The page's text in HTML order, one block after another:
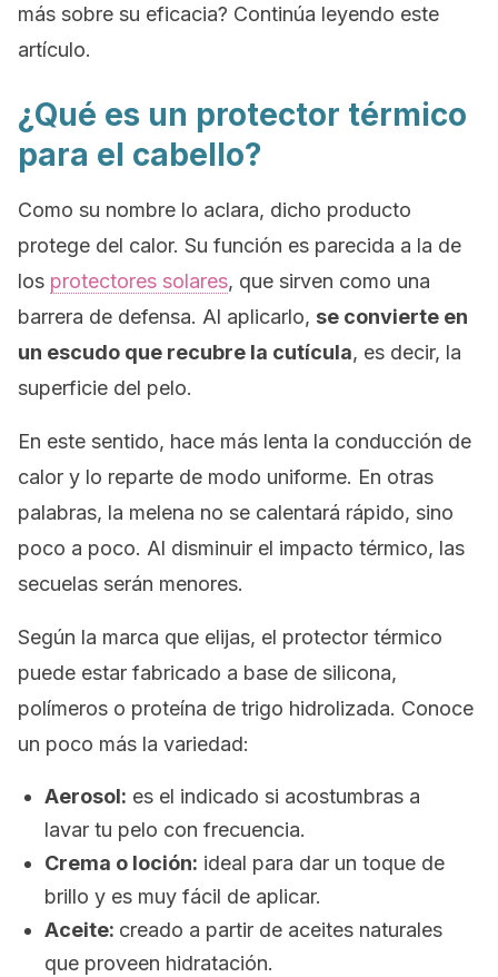
más sobre su eficacia? Continúa leyendo este
artículo.
¿Qué es un protector térmico
para el cabello?
Como su nombre lo aclara, dicho producto
protege del calor. Su función es parecida a la de
los protectores solares, que sirven como una
barrera de defensa. Al aplicarlo, se convierte en
un escudo que recubre la cutícula, es decir, la
superficie del pelo.
En este sentido, hace más lenta la conducción de
calor y lo reparte de modo uniforme. En otras
palabras, la melena no se calentará rápido, sino
poco a poco. Al disminuir el impacto térmico, las
secuelas serán menores.
Según la marca que elijas, el protector térmico
puede estar fabricado a base de silicona,
polímeros o proteína de trigo hidrolizada. Conoce
un poco más la variedad:
Aerosol: es el indicado si acostumbras a
lavar tu pelo con frecuencia.
Crema o loción: ideal para dar un toque de
brillo y es muy fácil de aplicar.
Aceite: creado a partir de aceites naturales
que proveen hidratación.